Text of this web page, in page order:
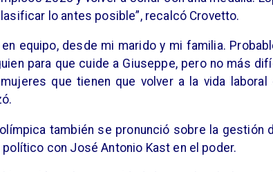
lo antes posible”, recalcó Crovetto.
en equipo, desde mi marido y mi familia.
para que cuide a Giuseppe, pero no más
que tienen que volver a la vida
también se pronunció sobre la gestión
con José Antonio Kast en el poder.